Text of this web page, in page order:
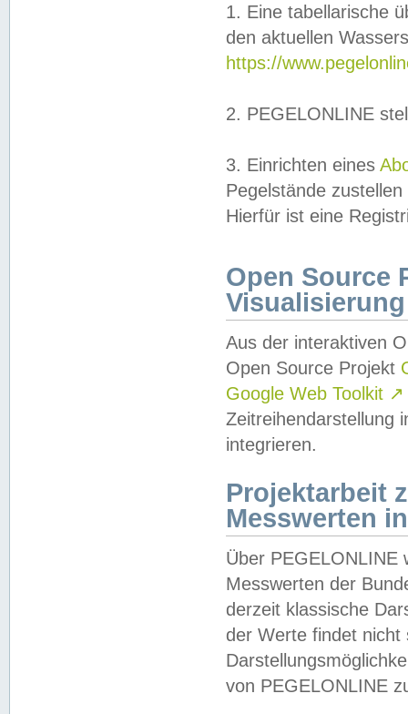
1. Eine tabellarische
den aktuellen
https://
2. PEGELONLINE
3. Einrichten eines
Pegelstände
Hierfür ist eine
Open Source
Visualisierung
Aus der interaktiven
Open Source Projekt
Google Web Toolkit ↗
Zeitreihendarstellung
integrieren.
Projektarbeit
Messwerten
Über PEGELONLINE
Messwerten der
derzeit klassische
der Werte findet
von PEGELONLINE